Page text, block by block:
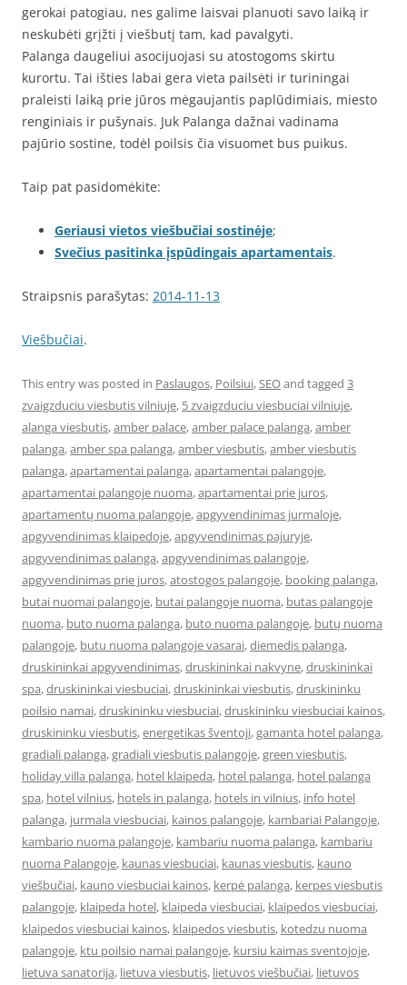
gerokai patogiau, nes galime laisvai planuoti savo laiką ir
neskubėti grįžti į viešbutį tam, kad pavalgyti.
Palanga daugeliui asocijuojasi su atostogoms skirtu
kurortu. Tai išties labai gera vieta pailsėti ir turiningai
praleisti laiką prie jūros mėgaujantis paplūdimiais, miesto
renginiais ir pušynais. Juk Palanga dažnai vadinama
pajūrio sostine, todėl poilsis čia visuomet bus puikus.
Taip pat pasidomėkite:
Geriausi vietos viešbučiai sostinėje;
Svečius pasitinka įspūdingais apartamentais.
Straipsnis parašytas: 2014-11-13
Viešbučiai.
This entry was posted in Paslaugos, Poilsiui,SEOand tagged 3
zvaigzduciu viesbutis vilniuje, 5 zvaigzduciu viesbuciai vilniuje,
alanga viesbutis,amber palace,amber palace palanga,amber
palanga,amber spa palanga,amber viesbutis,amber viesbutis
palanga,apartamentai palanga,apartamentai palangoje,
apartamentai palangoje nuoma,apartamentai prie juros,
apartamentų nuoma palangoje,apgyvendinimas jurmaloje,
apgyvendinimas klaipedoje,apgyvendinimas pajuryje,
apgyvendinimas palanga,apgyvendinimas palangoje,
apgyvendinimas prie juros,atostogos palangoje, booking palanga,
butai nuomai palangoje, butai palangoje nuoma, butas palangoje
nuoma, buto nuoma palanga, buto nuoma palangoje, butų nuoma
palangoje, butu nuoma palangoje vasarai,diemedis palanga,
druskininkai apgyvendinimas,druskininkai nakvyne,druskininkai
spa,druskininkai viesbuciai,druskininkai viesbutis,druskininku
poilsio namai,druskininku viesbuciai,druskininku viesbuciai kainos,
druskininku viesbutis,energetikas šventoji,gamanta hotel palanga,
gradiali palanga,gradiali viesbutis palangoje,green viesbutis,
holiday villa palanga, hotel klaipeda, hotel palanga, hotel palanga
spa, hotel vilnius, hotels in palanga, hotels in vilnius, info hotel
palanga, jurmala viesbuciai, kainos palangoje, kambariai Palangoje,
kambario nuoma palangoje, kambariu nuoma palanga, kambariu
nuoma Palangoje, kaunas viesbuciai, kaunas viesbutis, kauno
viešbučiai, kauno viesbuciai kainos, kerpė palanga, kerpes viesbutis
palangoje, klaipeda hotel, klaipeda viesbuciai, klaipedos viesbuciai,
klaipedos viesbuciai kainos, klaipedos viesbutis, kotedzu nuoma
palangoje, ktu poilsio namai palangoje, kursiu kaimas sventojoje,
lietuva sanatorija, lietuva viesbutis, lietuvos viešbučiai, lietuvos